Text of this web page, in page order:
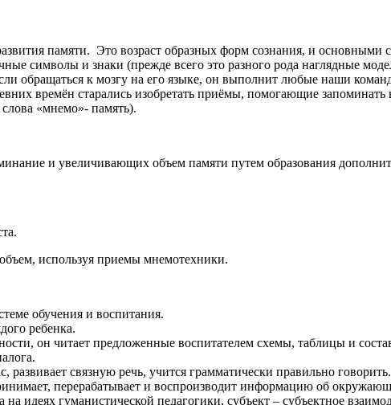
памяти. Это возраст образных форм сознания, и основными
символы и знаки (прежде всего это разного рода наглядные
обращаться к мозгу на его языке, он выполнит любые наши
времён старались изобретать приёмы, помогающие
«мнемо»- память).
и увеличивающих объем памяти путем образования
используя приемы мнемотехники.
обучения и воспитания.
ребенка.
он читает предложенные воспитателем схемы, таблицы и
развивает связную речь, учится грамматически правильно говорить.
перерабатывает и воспроизводит информацию об
на идеях гуманистической педагогики, субъект – субъектное